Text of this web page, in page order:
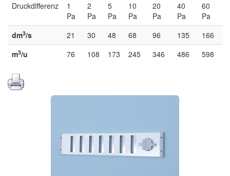
Druckdifferenz
1
Pa
2
Pa
5
Pa
10
Pa
20
Pa
40
Pa
60
Pa
dm3/s 21 30 48 68 96 135
166
m3/u 76 108 173 245 346 486 598